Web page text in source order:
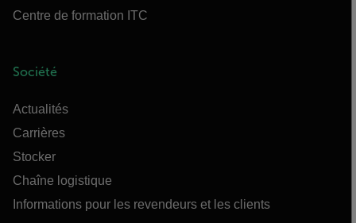
Centre de formation ITC
Société
Actualités
Carrières
Stocker
Chaîne logistique
Informations pour les revendeurs et les clients